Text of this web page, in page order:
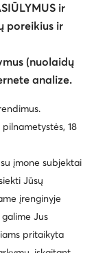
politika
ir
poreikius ir
(nuolaidų
analize.
18
įmone subjektai
Jūsų
įrenginyje
Jus
pritaikyta